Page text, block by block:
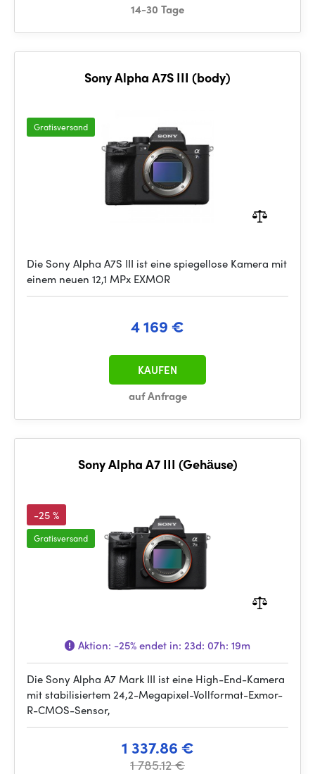
14-30 Tage
Sony Alpha A7S III (body)
Gratisversand
Die Sony Alpha A7S III ist eine spiegellose Kamera mit
einem neuen 12,1 MPx EXMOR
4 169 €
auf Anfrage
KAUFEN
Sony Alpha A7 III (Gehäuse)
-25 %
Gratisversand
Aktion: -25%endet in: 23d: 07h: 19m
Die Sony Alpha A7 Mark III ist eine High-End-Kamera
mit stabilisiertem 24,2-Megapixel-Vollformat-Exmor-
R-CMOS-Sensor,
1 337.86 €
1 785.12 €